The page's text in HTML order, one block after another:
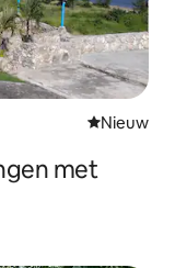
Nieuwe
Nieuw
met